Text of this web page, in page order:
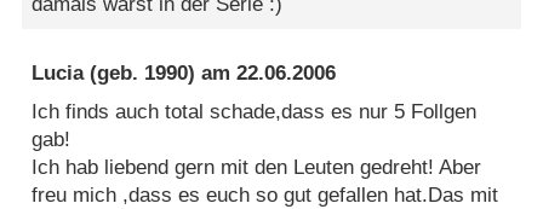
damals warst in der Serie :)
Lucia(geb. 1990) am22.06.2006
Ich finds auch total schade,dass es nur 5 Follgen
gab!
Ich hab liebend gern mit den Leuten gedreht! Aber
freu mich ,dass es euch so gut gefallen hat.Das mit